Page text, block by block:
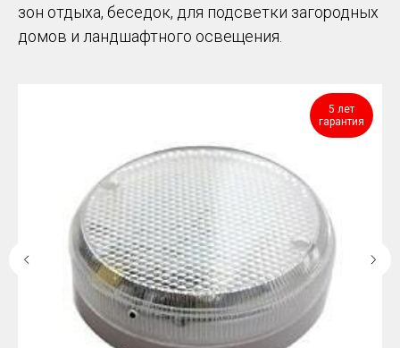
зон отдыха, беседок, для подсветки загородных
домов и ландшафтного освещения.
5 лет
гарантия